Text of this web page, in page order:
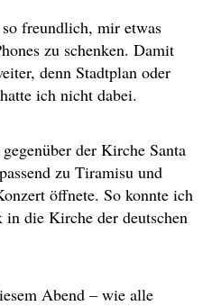
freundlich, mir etwas
zu schenken. Damit
denn Stadtplan oder
ich nicht dabei.
der Kirche Santa
zu Tiramisu und
öffnete. So konnte ich
die Kirche der deutschen
Abend – wie alle